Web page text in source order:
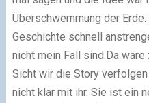
Überschwemmung der
Geschichte schnell
nicht mein Fall sind.Da
Sicht wir die Story
nicht klar mit ihr. Sie ist ein